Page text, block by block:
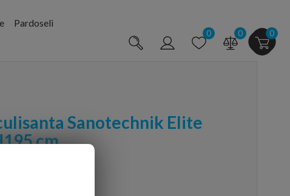
Pardoseli
0 0 0
Sanotechnik Elite
cm